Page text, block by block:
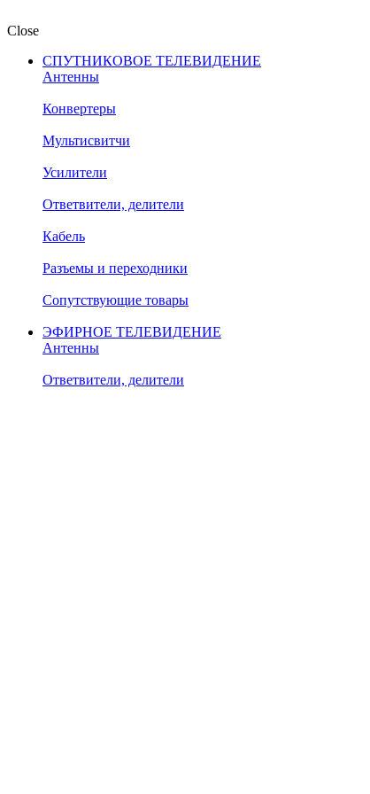
Close
СПУТНИКОВОЕ ТЕЛЕВИДЕНИЕ
Антенны
Конвертеры
Мультисвитчи
Усилители
Ответвители, делители
Кабель
Разъемы и переходники
Сопутствующие товары
ЭФИРНОЕ ТЕЛЕВИДЕНИЕ
Антенны
Ответвители, делители